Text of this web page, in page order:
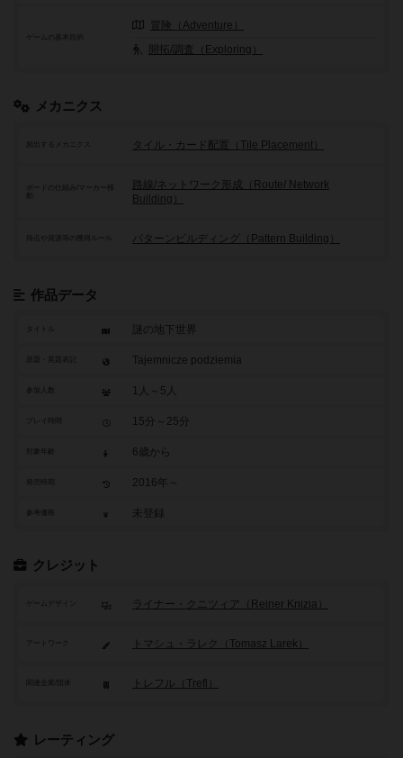
ゲームの基本目的
冒険（Adventure）
開拓/調査（Exploring）
メカニクス
頻出するメカニクス タイル・カード配置（Tile Placement）
ボードの仕組み/マーカー移
路線/ネットワーク形成（Route/ Network
Building）
パターンビルディング（Pattern Building）
作品データ
タイトル 謎の地下世界
Tajemnicze podziemia
参加人数 1人～5人
15分～25分
6歳から
2016年～
参考価格 未登録
クレジット
ゲームデザイン ライナー・クニツィア（Reiner Knizia）
アートワーク トマシュ・ラレク（Tomasz Larek）
トレフル（Trefl）
レーティング